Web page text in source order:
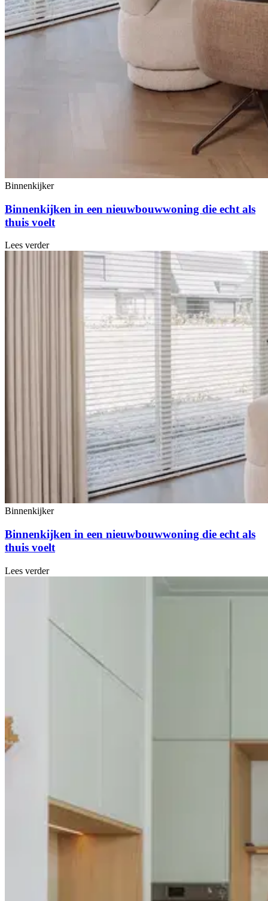
Binnenkijker
Binnenkijken in een nieuwbouwwoning die echt als
thuis voelt
Lees verder
Binnenkijker
Binnenkijken in een nieuwbouwwoning die echt als
thuis voelt
Lees verder